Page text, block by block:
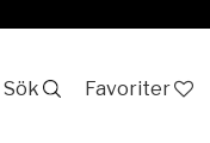
Sök Favoriter